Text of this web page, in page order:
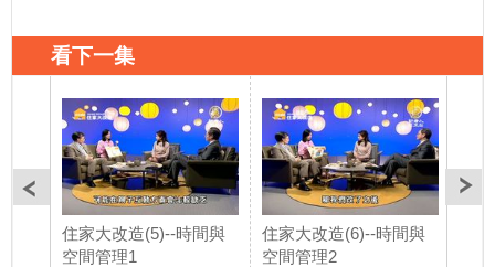
看下一集
住家大改造(5)--時間與
空間管理1
住家大改造(6)--時間與
空間管理2